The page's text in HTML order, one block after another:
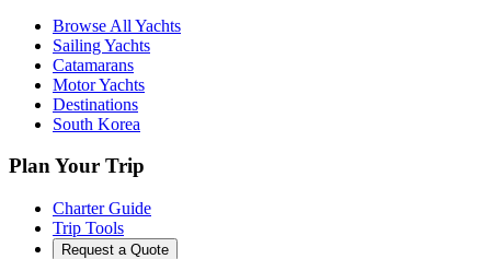
Browse All Yachts
Sailing Yachts
Catamarans
Motor Yachts
Destinations
South Korea
Plan Your Trip
Charter Guide
Trip Tools
Request a Quote